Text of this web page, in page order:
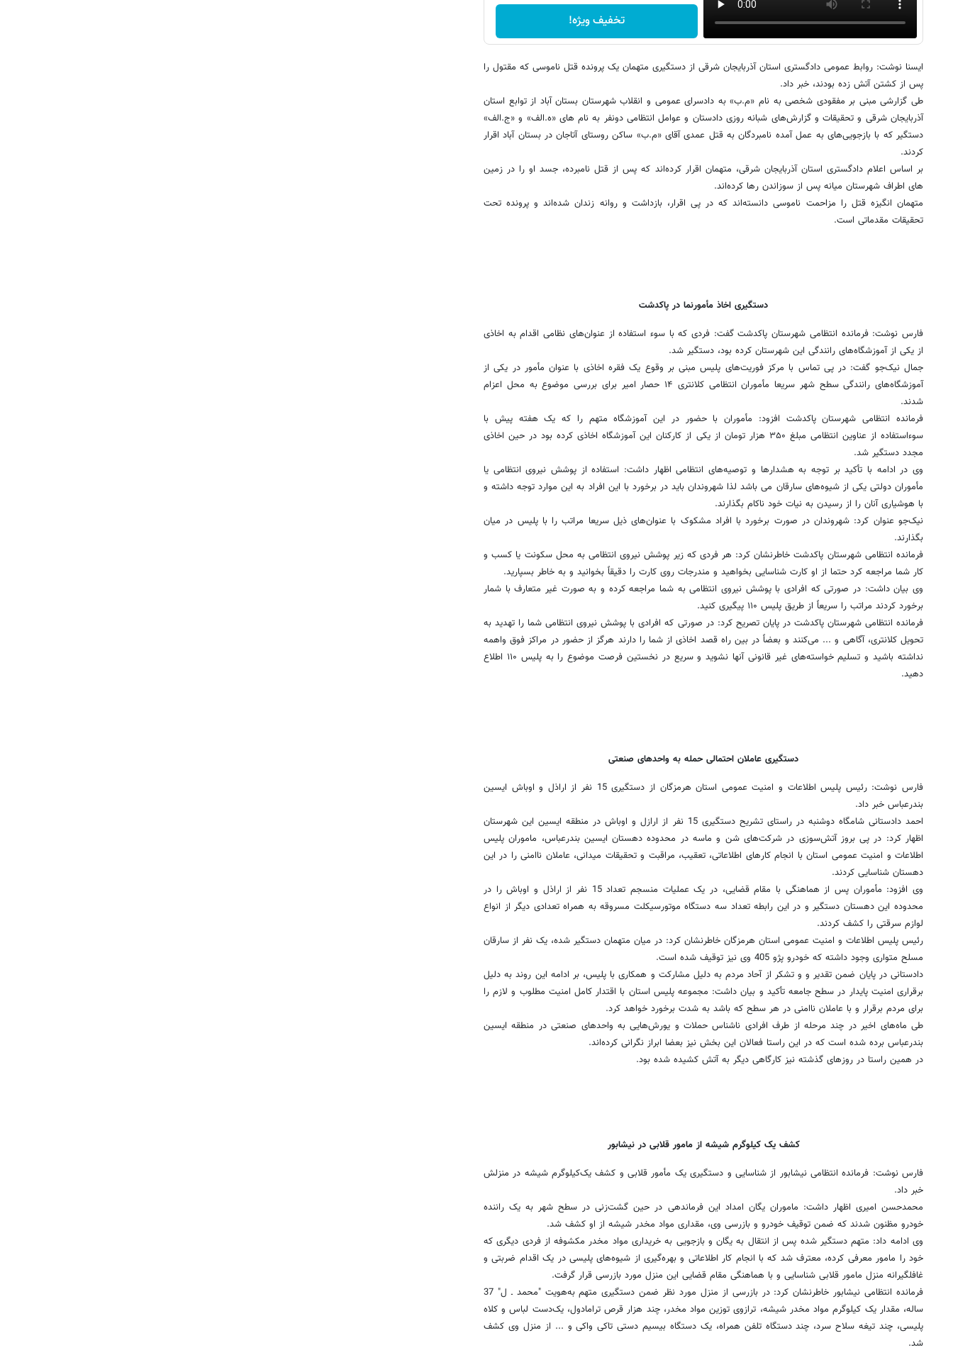
تخفیف ویژه!
ایسنا نوشت: روابط عمومی دادگستری استان آذربایجان شرقی از دستگیری متهمان یک پرونده قتل ناموسی که مقتول را
پس از کشتن آتش زده بودند، خبر داد.
طی گزارشی مبنی بر مفقودی شخصی به نام «م.ب» به دادسرای عمومی و انقلاب شهرستان بستان آباد از توابع استان
آذربایجان شرقی و تحقیقات و گزارش‌های شبانه روزی دادستان و عوامل انتظامی دونفر به نام های «ه.الف» و «ج.الف»
دستگیر که با بازجویی‌های به عمل آمده نامبردگان به قتل عمدی آقای «م.ب» ساکن روستای آتاجان در بستان آباد اقرار
کردند.
بر اساس اعلام دادگستری استان آذربایجان شرقی، متهمان اقرار کرده‌اند که پس از قتل نامبرده، جسد او را در زمین
های اطراف شهرستان میانه پس از سوزاندن رها کرده‌اند.
متهمان انگیزه قتل را مزاحمت ناموسی دانسته‌اند که در پی اقرار، بازداشت و روانه زندان شده‌اند و پرونده تحت
تحقیقات مقدماتی است.
دستگیری اخاذ مأمورنما در پاکدشت
فارس نوشت: فرمانده انتظامی شهرستان پاکدشت گفت: فردی که با سوء استفاده از عنوان‌های نظامی اقدام به اخاذی
از یکی از آموزشگاه‌های رانندگی این شهرستان کرده بود، دستگیر شد.
جمال نیک‌جو گفت: در پی تماس با مرکز فوریت‌های پلیس مبنی بر وقوع یک فقره اخاذی با عنوان مأمور در یکی از
آموزشگاه‌های رانندگی سطح شهر سریعا مأموران انتظامی کلانتری ۱۴ حصار امیر برای بررسی موضوع به محل اعزام
شدند.
فرمانده انتظامی شهرستان پاکدشت افزود: مأموران با حضور در این آموزشگاه متهم را که یک هفته پیش با
سوءاستفاده از عناوین انتظامی مبلغ ۳۵۰ هزار تومان از یکی از کارکنان این آموزشگاه اخاذی کرده بود در حین اخاذی
مجدد دستگیر شد.
وی در ادامه با تأکید بر توجه به هشدارها و توصیه‌های انتظامی اظهار داشت: استفاده از پوشش نیروی انتظامی یا
مأموران دولتی یکی از شیوه‌های سارقان می باشد لذا شهروندان باید در برخورد با این افراد به این موارد توجه داشته و
با هوشیاری آنان را از رسیدن به نیات خود ناکام بگذارند.
نیک‌جو عنوان کرد: شهروندان در صورت برخورد با افراد مشکوک با عنوان‌های ذیل سریعا مراتب را با پلیس در میان
بگذارند.
فرمانده انتظامی شهرستان پاکدشت خاطرنشان کرد: هر فردی که زیر پوشش نیروی انتظامی به محل سکونت یا کسب و
کار شما مراجعه کرد حتما از او کارت شناسایی بخواهید و مندرجات روی کارت را دقیقاً بخوانید و به خاطر بسپارید.
وی بیان داشت: در صورتی که افرادی با پوشش نیروی انتظامی به شما مراجعه کرده و به صورت غیر متعارف با شمار
برخورد کردند مراتب را سریعاً از طریق پلیس ۱۱۰ پیگیری کنید.
فرمانده انتظامی شهرستان پاکدشت در پایان تصریح کرد: در صورتی که افرادی با پوشش نیروی انتظامی شما را تهدید به
تحویل کلانتری، آگاهی و ... می‌کنند و بعضاً در بین راه قصد اخاذی از شما را دارند هرگز از حضور در مراکز فوق واهمه
نداشته باشید و تسلیم خواسته‌های غیر قانونی آنها نشوید و سریع در نخستین فرصت موضوع را به پلیس ۱۱۰ اطلاع
دهید.
دستگیری عاملان احتمالی حمله به واحدهای صنعتی
فارس نوشت: رئیس پلیس اطلاعات و امنیت عمومی استان هرمزگان از دستگیری 15 نفر از اراذل و اوباش ایسین
بندرعباس خبر داد.
احمد دادستانی شامگاه دوشنبه در راستای تشریح دستگیری 15 نفر از ارازل و اوباش در منطقه ایسین این شهرستان
اظهار کرد: در پی بروز آتش‌سوزی در شرکت‌های شن و ماسه در محدوده دهستان ایسین بندرعباس، ماموران پلیس
اطلاعات و امنیت عمومی استان با انجام کارهای اطلاعاتی، تعقیب، مراقبت و تحقیقات میدانی، عاملان ناامنی را در این
دهستان شناسایی کردند.
وی افزود: مأموران پس از هماهنگی با مقام قضایی، در یک عملیات منسجم تعداد 15 نفر از اراذل و اوباش را در
محدوده این دهستان دستگیر و در این رابطه تعداد سه دستگاه موتورسیکلت مسروقه به همراه تعدادی دیگر از انواع
لوازم سرقتی را کشف کردند.
رئیس پلیس اطلاعات و امنیت عمومی استان هرمزگان خاطر‌نشان کرد: در میان متهمان دستگیر شده، یک نفر از سارقان
مسلح متواری وجود داشته که خودرو پژو 405 وی نیز توقیف شده است.
دادستانی در پایان ضمن تقدیر و و تشکر از آحاد مردم به دلیل مشارکت و همکاری با پلیس، بر ادامه این روند به دلیل
برقراری امنیت پایدار در سطح جامعه تأکید و بیان داشت: مجموعه پلیس استان با اقتدار کامل امنیت مطلوب و لازم را
برای مردم برقرار و با عاملان ناامنی در هر سطح که باشد به شدت برخورد خواهد کرد.
‌طی ماه‌های اخیر در چند مرحله از طرف افرادی ناشناس حملات و یورش‌هایی به واحدهای صنعتی در منطقه ایسین
بندرعباس برده شده است که در این راستا فعالان این بخش نیز بعضا ابراز نگرانی کرده‌اند.
در همین راستا در روزهای گذشته نیز کارگاهی دیگر به آتش کشیده شده بود.
کشف یک کیلوگرم شیشه از مامور قلابی در نیشابور
فارس نوشت: فرمانده انتظامی نیشابور از شناسایی و دستگیری یک مأمور قلابی و کشف یک‌کیلوگرم شیشه در منزلش
خبر داد.
محمدحسن امیری اظهار داشت: ماموران یگان امداد این فرماندهی در حین گشت‌زنی در سطح شهر به یک راننده
خودرو مظنون شدند که ضمن توقیف خودرو و بازرسی وی، مقداری مواد مخدر شیشه از او کشف شد.
وی ادامه داد: متهم دستگیر شده پس از انتقال به یگان و بازجویی به خریداری مواد مخدر مکشوفه از فردی دیگری که
خود را مامور معرفی کرده، معترف شد که با انجام کار اطلاعاتی و بهره‌گیری از شیوه‌های پلیسی در یک اقدام ضربتی و
غافلگیرانه منزل مامور قلابی شناسایی و با هماهنگی مقام قضایی این منزل مورد بازرسی قرار گرفت.
فرمانده انتظامی نیشابور خاطرنشان کرد: در بازرسی از منزل مورد نظر ضمن دستگیری متهم به‌هویت "محمد ـ ل" 37
ساله، مقدار یک کیلوگرم مواد مخدر شیشه، ترازوی توزین مواد مخدر، چند هزار قرص ترامادول، یک‌دست لباس و کلاه
پلیسی، چند تیغه سلاح سرد، چند دستگاه تلفن همراه، یک دستگاه بیسیم دستی تاکی واکی و ... از منزل وی کشف
شد.